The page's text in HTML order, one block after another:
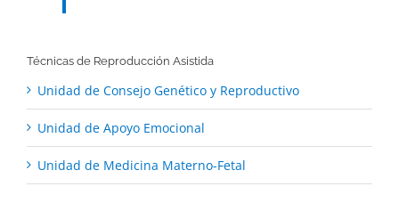
Técnicas de Reproducción Asistida
Unidad de Consejo Genético y Reproductivo
Unidad de Apoyo Emocional
Unidad de Medicina Materno-Fetal